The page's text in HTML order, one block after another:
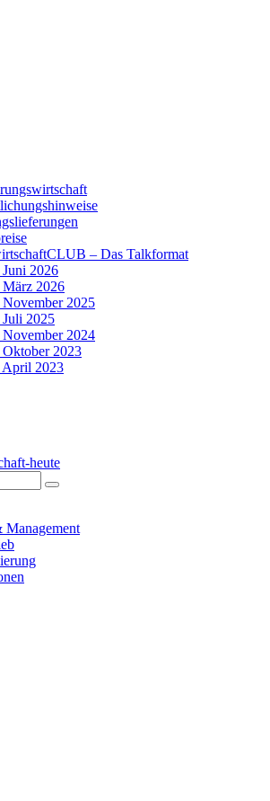
– Das Talkformat
2026
2026
2025
2025
2024
2023
2023
heute
Management